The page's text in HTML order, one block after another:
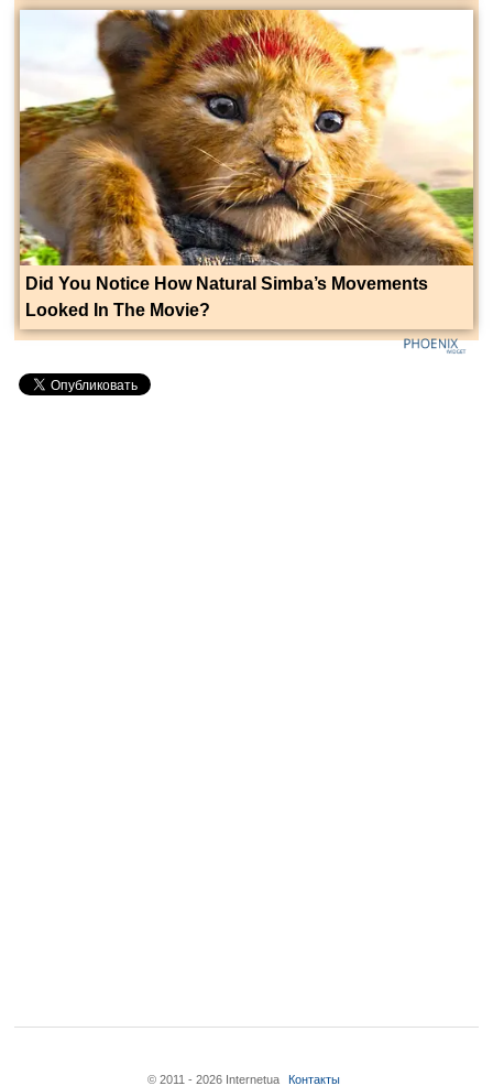
Did You Notice How Natural Simba’s Movements
Looked In The Movie?
© 2011 - 2026 Internetua Контакты